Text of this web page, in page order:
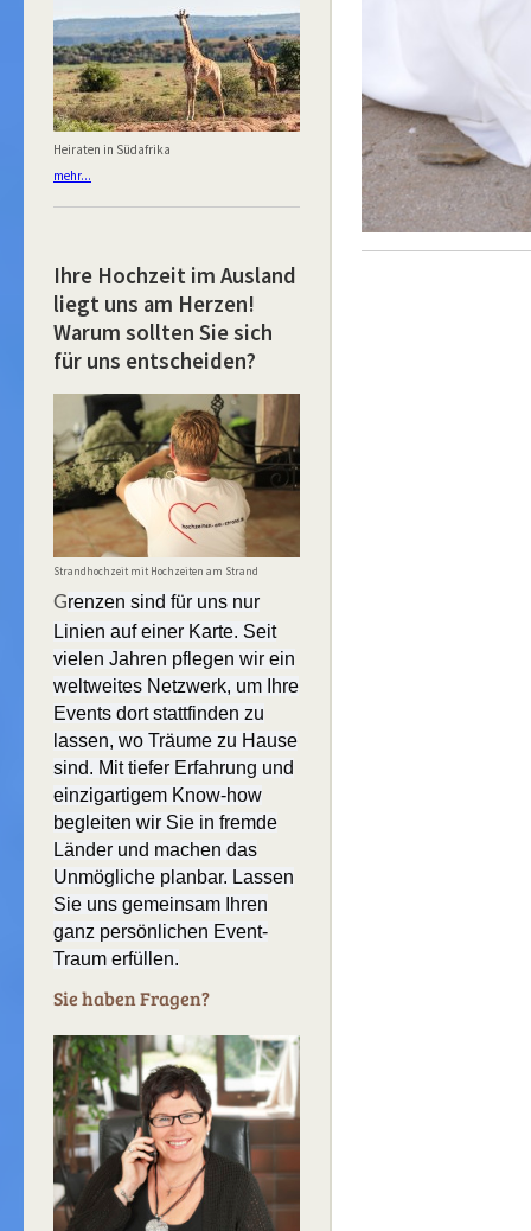
Heiraten in Südafrika
mehr...
Ihre Hochzeit im Ausland
liegt uns am Herzen!
Warum sollten Sie sich
für uns entscheiden?
Strandhochzeit mit Hochzeiten am Strand
Grenzen sind für uns nur
Linien auf einer Karte. Seit
vielen Jahren pflegen wir ein
weltweites Netzwerk, um Ihre
Events dort stattfinden zu
lassen, wo Träume zu Hause
sind. Mit tiefer Erfahrung und
einzigartigem Know-how
begleiten wir Sie in fremde
Länder und machen das
Unmögliche planbar. Lassen
Sie uns gemeinsam Ihren
ganz persönlichen Event-
Traum erfüllen.
Sie haben Fragen?